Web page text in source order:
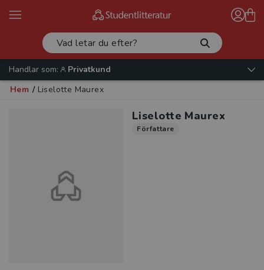
Handlar som:
Privatkund
Hem / Liselotte Maurex
Liselotte Maurex
Författare